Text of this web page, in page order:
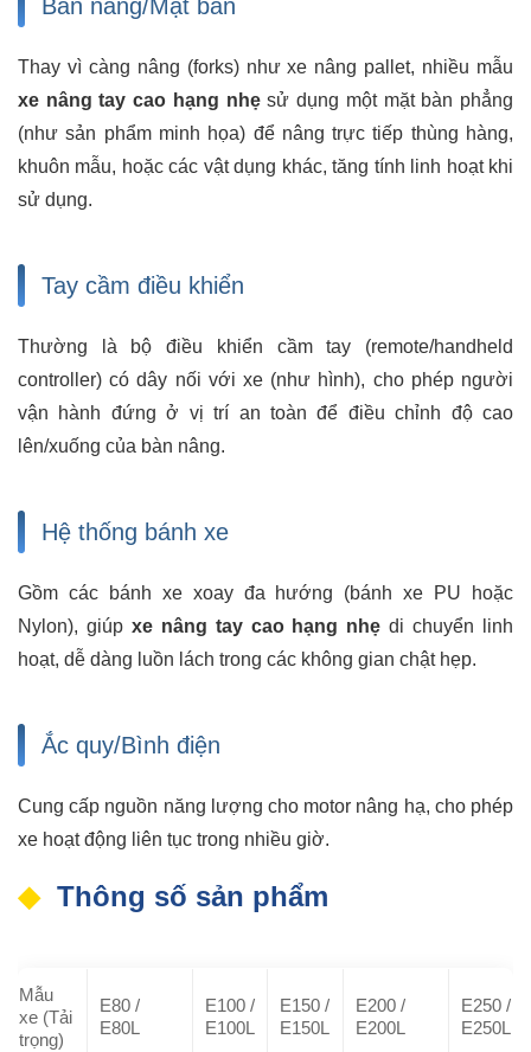
Bàn nâng/Mặt bàn
Thay vì càng nâng (forks) như xe nâng pallet, nhiều mẫu
xe nâng tay cao hạng nhẹsử dụng một mặt bàn phẳng
(như sản phẩm minh họa) để nâng trực tiếp thùng hàng,
khuôn mẫu, hoặc các vật dụng khác, tăng tính linh hoạt khi
sử dụng.
Tay cầm điều khiển
Thường là bộ điều khiển cầm tay (remote/handheld
controller) có dây nối với xe (như hình), cho phép người
vận hành đứng ở vị trí an toàn để điều chỉnh độ cao
lên/xuống của bàn nâng.
Hệ thống bánh xe
Gồm các bánh xe xoay đa hướng (bánh xe PU hoặc
Nylon), giúp xe nâng tay cao hạng nhẹ di chuyển linh
hoạt, dễ dàng luồn lách trong các không gian chật hẹp.
Ắc quy/Bình điện
Cung cấp nguồn năng lượng cho motor nâng hạ, cho phép
xe hoạt động liên tục trong nhiều giờ.
Thông số sản phẩm
Mẫu
xe (Tải
trọng)
E80 /
E80L
E100 /
E100L
E150 /
E150L
E200 /
E200L
E250 /
E250L